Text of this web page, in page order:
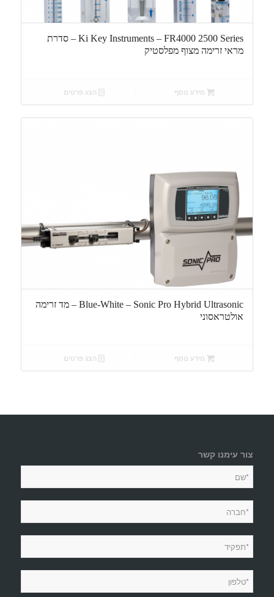
Ki Key Instruments – FR4000 2500 Series – סדרת
מראי זרימה מצוף מפלסטיק
מידע נוסף הצג פרטים
Blue-White – Sonic Pro Hybrid Ultrasonic – מד זרימה
אולטראסוני
מידע נוסף הצג פרטים
צור עימנו קשר